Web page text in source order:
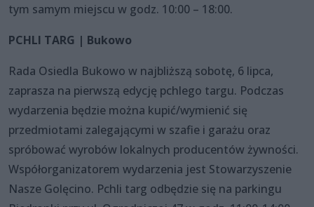
tym samym miejscu w godz. 10:00 – 18:00.
PCHLI TARG | Bukowo
Rada Osiedla Bukowo w najbliższą sobotę, 6 lipca,
zaprasza na pierwszą edycję pchlego targu. Podczas
wydarzenia będzie można kupić/wymienić się
przedmiotami zalegającymi w szafie i garażu oraz
spróbować wyrobów lokalnych producentów żywności.
Współorganizatorem wydarzenia jest Stowarzyszenie
Nasze Golęcino. Pchli targ odbędzie się na parkingu